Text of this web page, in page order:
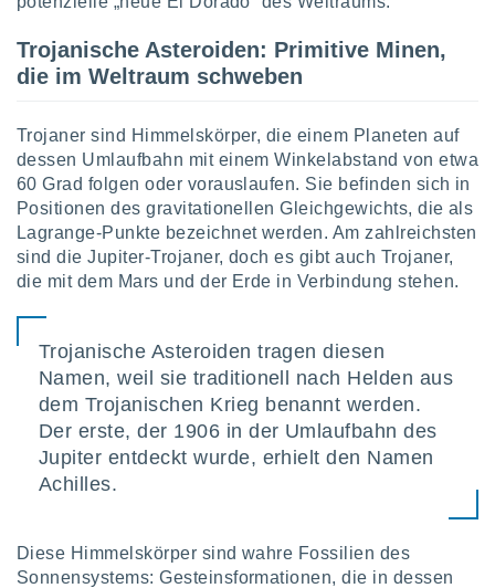
der
sind,
weiterhin
werden
dass wir
die für die
der
von
Trojanische Asteroiden: Primitive Minen,
die im Weltraum schweben
Trojaner sind Himmelskörper, die einem Planeten auf
dessen Umlaufbahn mit einem Winkelabstand von etwa
60 Grad folgen oder vorauslaufen. Sie befinden sich in
Positionen des gravitationellen Gleichgewichts, die als
Lagrange-Punkte bezeichnet werden. Am zahlreichsten
sind die Jupiter-Trojaner, doch es gibt auch Trojaner,
die mit dem Mars und der Erde in Verbindung stehen.
Trojanische Asteroiden tragen diesen
Namen, weil sie traditionell nach Helden aus
dem Trojanischen Krieg benannt werden.
Der erste, der 1906 in der Umlaufbahn des
Jupiter entdeckt wurde, erhielt den Namen
Achilles.
Diese Himmelskörper sind wahre Fossilien des
Sonnensystems: Gesteinsformationen, die in dessen